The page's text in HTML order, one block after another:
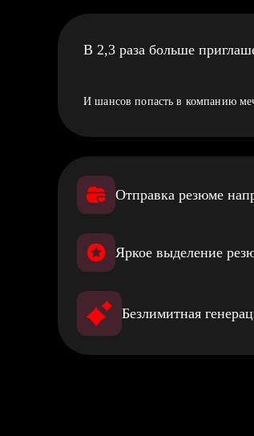
В 2,3 раза больше
И шансов попасть в компанию
Отправка резюме
Яркое выделение
Безлимитная